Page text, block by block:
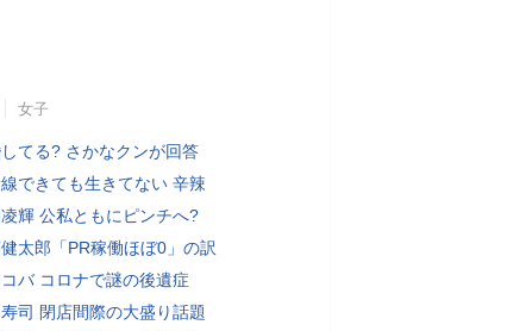
女子
てる? さかなクンが回答
できても生きてない 辛辣
輝 公私ともにピンチへ?
太郎「PR稼働ほぼ0」の訳
バ コロナで謎の後遺症
寿司 閉店間際の大盛り話題